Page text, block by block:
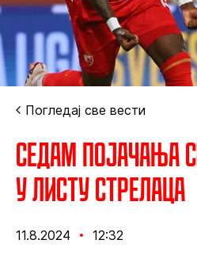
Погледај све вести
Седам појачања
у листу стрелаца
11.8.2024 12:32